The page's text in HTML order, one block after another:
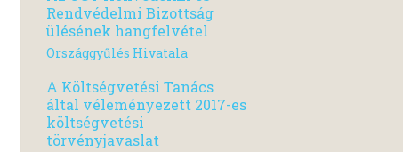
Rendvédelmi Bizottság
ülésének hangfelvétel
Országgyűlés Hivatala
A Költségvetési Tanács
által véleményezett 2017-es
költségvetési
törvényjavaslat